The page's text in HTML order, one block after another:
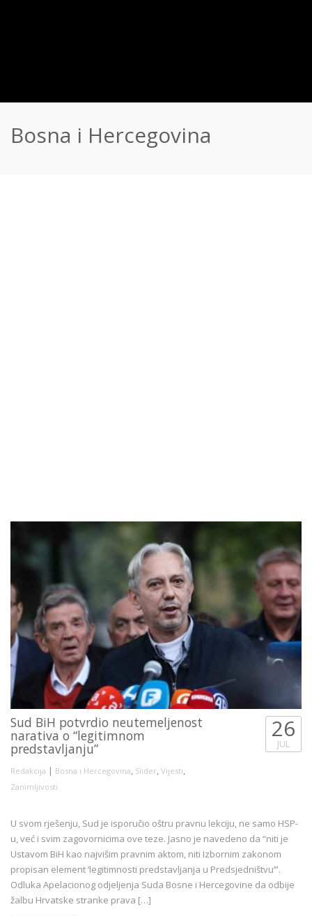
Bosna i Hercegovina
Sud BiH potvrdio neutemeljenost
narativa o “legitimnom
predstavljanju”
Redakcija | Bosna i Hercegovina, Slider, Vijesti,
Zanimljivosti
26
JUL
U svom rješenju, Sud je isporučio oštru pravnu lekciju, ne samo HSP-
u, već i svim zagovornicima ove teze. Jasno je navedeno da “niti je
Ustavom BiH kao najvišim pravnim aktom, niti Izbornim zakonom
propisan element ‘legitimnosti predstavljanja u Predsjedništvu’”.
Odluka Apelacionog odjeljenja Suda Bosne i Hercegovine da odbije
žalbu Hrvatske stranke prava […]